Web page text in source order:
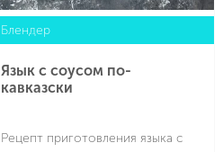
Блендер
Язык с соусом по-
кавказски
Рецепт приготовления языка с